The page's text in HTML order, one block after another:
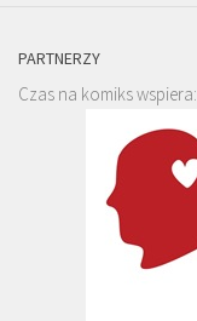
PARTNERZY
Czas na komiks wspiera: